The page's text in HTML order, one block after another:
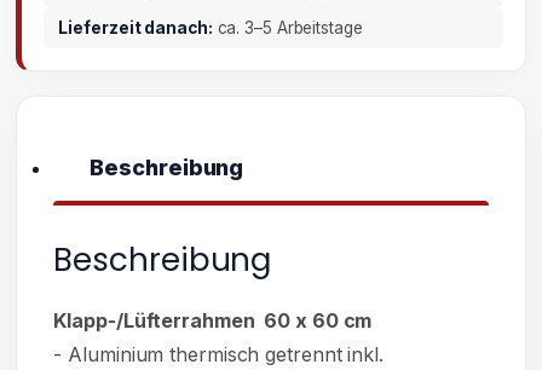
Lieferzeit danach: ca. 3–5 Arbeitstage
Beschreibung
Beschreibung
Klapp-/Lüfterrahmen 60 x 60 cm
- Aluminium thermisch getrennt inkl.